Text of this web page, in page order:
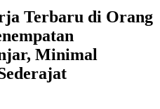
Terbaru di Orang
Minimal